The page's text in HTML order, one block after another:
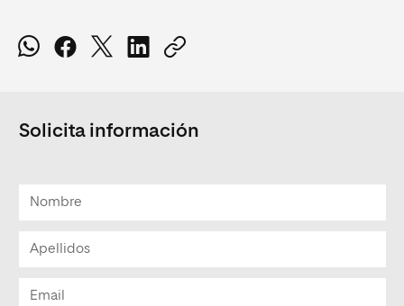
Solicita información